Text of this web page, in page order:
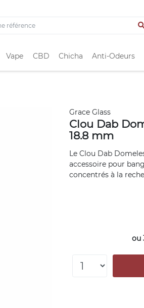
Vape CBD Chicha Anti-Odeurs
Grace Glass
Clou Dab
18.8 mm
Le Clou Dab
accessoire pour
concentrés à la
ou